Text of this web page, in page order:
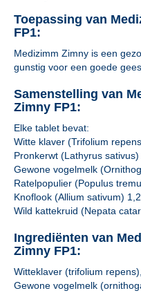
Toepassing van
FP1:
Medizimm Zimny is een
gunstig voor een goede
Samenstelling van
Zimny FP1:
Elke tablet bevat:
Witte klaver (Trifolium
Pronkerwt (Lathyrus
Gewone vogelmelk
Ratelpopulier (Populus
Knoflook (Allium sativum)
Wild kattekruid (Nepata
Ingrediënten van
Zimny FP1:
Witteklaver (trifolium
Gewone vogelmelk